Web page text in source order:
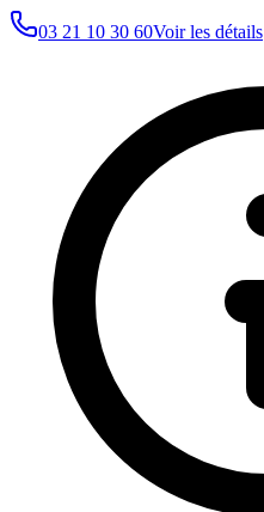
03 21 10 30 60Voir les détails